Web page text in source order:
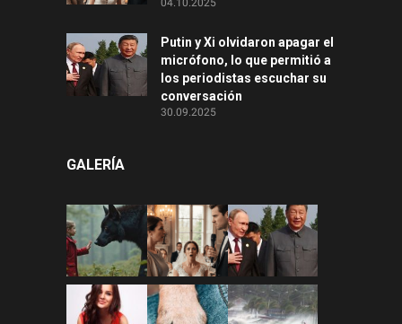
04.10.2025
Putin y Xi olvidaron apagar el
micrófono, lo que permitió a
los periodistas escuchar su
conversación
30.09.2025
GALERÍA